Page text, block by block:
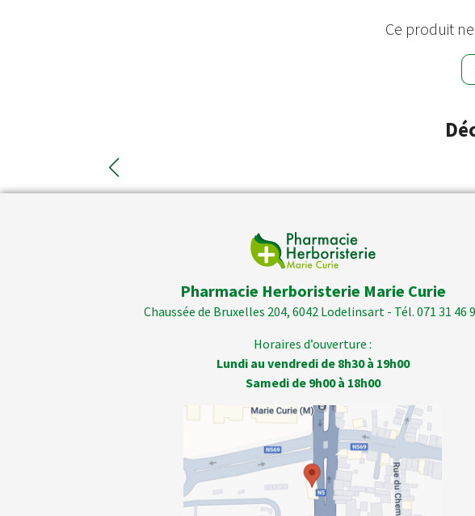
Ce produit
Pharmacie Herboristerie Marie Curie
Chaussée de Bruxelles 204, 6042 Lodelinsart - Tél. 071 31 46
Horaires d’ouverture :
Lundi au vendredi de 8h30 à 19h00
Samedi de 9h00 à 18h00